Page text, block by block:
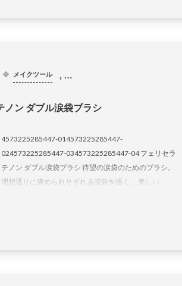
メイクツール , …
ノン ダブル涙袋ブラシ
4573225285447-014573225285447-
024573225285447-034573225285447-04 フェリセラ
テノン ダブル涙袋ブラシ 待望の涙袋のためのブラシ。
理想通りに褒められサギれる涙袋を描く。 美しい...